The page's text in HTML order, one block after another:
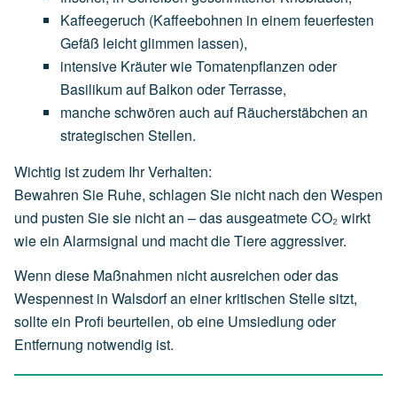
Kaffeegeruch (Kaffeebohnen in einemfeuerfesten
Gefäß leichtglimmen lassen),
intensive KräuterwieTomatenpflanzen oder
Basilikumauf Balkon oderTerrasse,
mancheschwören auch auf Räucherstäbchen an
strategischen Stellen.
Wichtig ist zudem Ihr Verhalten:
Bewahren Sie Ruhe, schlagen Sie nicht nach den Wespen
und pusten Sie sie nicht an – das ausgeatmete CO₂ wirkt
wie ein Alarmsignal und macht die Tiere aggressiver.
Wenn diese Maßnahmen nicht ausreichen oder das
Wespennest in Walsdorf an einer kritischen Stelle sitzt,
sollte ein Profi beurteilen, ob eine Umsiedlung oder
Entfernung notwendig ist.